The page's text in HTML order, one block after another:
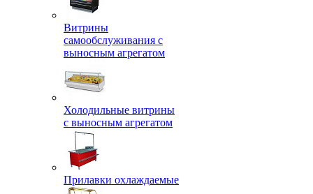
Витрины
самообслуживания с
выносным агрегатом
Холодильные витрины
с выносным агрегатом
Прилавки охлаждаемые